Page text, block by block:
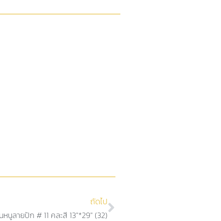
ถัดไป
นูลายปัก # 11 คละสี 13″*29″ (32)